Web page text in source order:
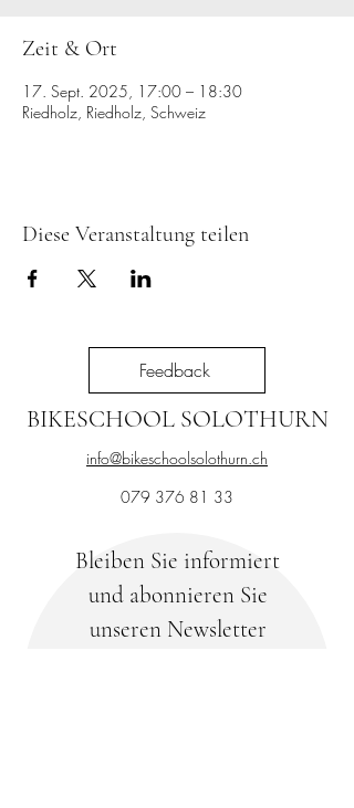
Zeit & Ort
17. Sept. 2025, 17:00 – 18:30
Riedholz, Riedholz, Schweiz
Diese Veranstaltung teilen
Feedback
BIKESCHOOL SOLOTHURN
info@bikeschoolsolothurn.ch
079 376 81 33
Bleiben Sie informiert
und abonnieren Sie
unseren Newsletter